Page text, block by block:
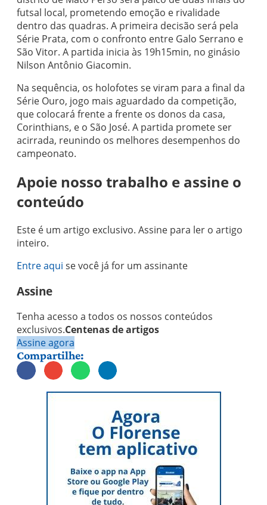
futsal local, prometendo emoção e rivalidade
dentro das quadras. A primeira decisão será pela
Série Prata, com o confronto entre Galo Serrano e
São Vitor. A partida inicia às 19h15min, no ginásio
Nilson Antônio Giacomin.
Na sequência, os holofotes se viram para a final da
Série Ouro, jogo mais aguardado da competição,
que colocará frente a frente os donos da casa,
Corinthians, e o São José. A partida promete ser
acirrada, reunindo os melhores desempenhos do
campeonato.
Apoie nosso trabalho e assine o
conteúdo
Este é um artigo exclusivo. Assine para ler o artigo
inteiro.
Entre aqui se você já for um assinante
Assine
Tenha acesso a todos os nossos conteúdos
exclusivos.Centenas de artigos
Assine agora
Compartilhe: